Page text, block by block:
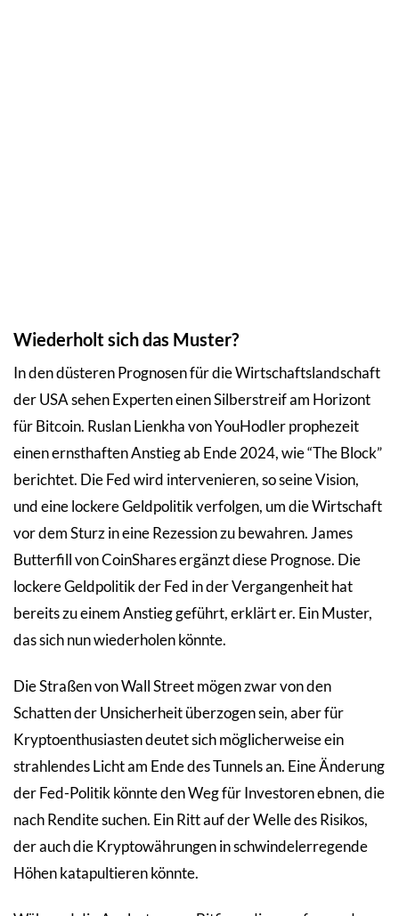
Wiederholt sich das Muster?
In den düsteren Prognosen für die Wirtschaftslandschaft
der USA sehen Experten einen Silberstreif am Horizont
für Bitcoin. Ruslan Lienkha von YouHodler prophezeit
einen ernsthaften Anstieg ab Ende 2024, wie “The Block”
berichtet. Die Fed wird intervenieren, so seine Vision,
und eine lockere Geldpolitik verfolgen, um die Wirtschaft
vor dem Sturz in eine Rezession zu bewahren. James
Butterfill von CoinShares ergänzt diese Prognose. Die
lockere Geldpolitik der Fed in der Vergangenheit hat
bereits zu einem Anstieg geführt, erklärt er. Ein Muster,
das sich nun wiederholen könnte.
Die Straßen von Wall Street mögen zwar von den
Schatten der Unsicherheit überzogen sein, aber für
Kryptoenthusiasten deutet sich möglicherweise ein
strahlendes Licht am Ende des Tunnels an. Eine Änderung
der Fed-Politik könnte den Weg für Investoren ebnen, die
nach Rendite suchen. Ein Ritt auf der Welle des Risikos,
der auch die Kryptowährungen in schwindelerregende
Höhen katapultieren könnte.